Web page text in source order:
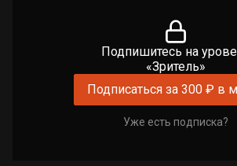
Подпишитесь на
«Зритель»
Подписаться за 300 ₽ в
Уже есть подписка?